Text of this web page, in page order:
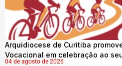
Arquidiocese de Curitiba
Vocacional em celebração ao
04 de agosto de 2026